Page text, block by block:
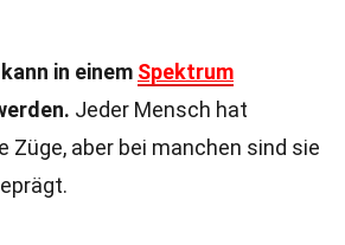
in einem Spektrum
Jeder Mensch hat
Züge, aber bei manchen sind sie